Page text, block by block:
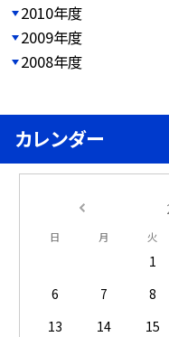
2010年度
2009年度
2008年度
カレンダー
日 月 火
1
6
7 8
13
14 15